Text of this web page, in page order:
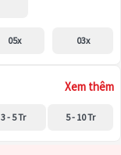
05x 03x
Xem thêm
3 - 5 Tr 5 - 10 Tr